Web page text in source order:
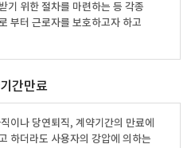
기 위한 절차를 마련하는 등 각종
부터 근로자를 보호하고자 하고
간만료
이나 당연퇴직, 계약기간의 만료에
하더라도 사용자의 강압에 의하는